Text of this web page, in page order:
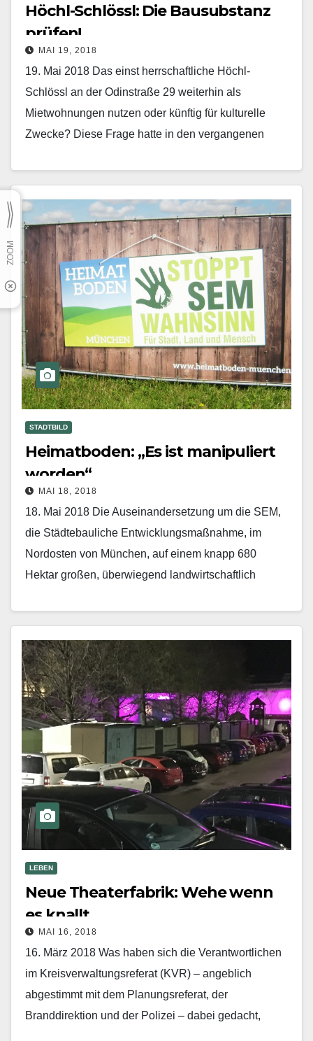
Höchl-Schlössl: Die Bausubstanz
prüfen!
MAI 19, 2018
19. Mai 2018 Das einst herrschaftliche Höchl-
Schlössl an der Odinstraße 29 weiterhin als
Mietwohnungen nutzen oder künftig für kulturelle
Zwecke? Diese Frage hatte in den vergangenen
Mehr erfahren
STADTBILD
Heimatboden: „Es ist manipuliert
worden“
MAI 18, 2018
18. Mai 2018 Die Auseinandersetzung um die SEM,
die Städtebauliche Entwicklungsmaßnahme, im
Nordosten von München, auf einem knapp 680
Hektar großen, überwiegend landwirtschaftlich
Mehr erfahren
LEBEN
Neue Theaterfabrik: Wehe wenn
es knallt…
MAI 16, 2018
16. März 2018 Was haben sich die Verantwortlichen
im Kreisverwaltungsreferat (KVR) – angeblich
abgestimmt mit dem Planungsreferat, der
Branddirektion und der Polizei – dabei gedacht,